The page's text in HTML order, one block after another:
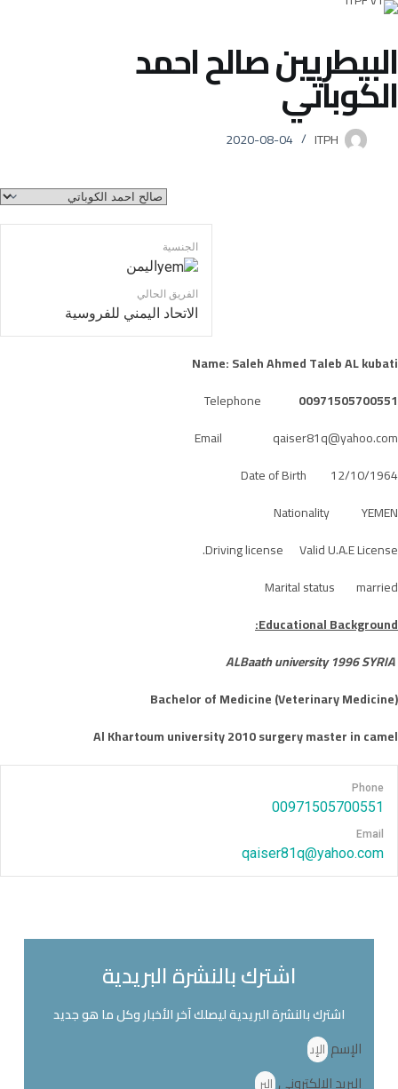
التجاوز
المحتوى
البيطريينصالح احمد
الكوباتي
ITPH
2020-08-04
الجنسية
اليمن
الفريق الحالي
الاتحاد اليمني للفروسية
Name: Saleh Ahmed Taleb AL kubati
Telephone
00971505700551
Email qaiser81q@yahoo.com
Date of Birth 12/10/1964
Nationality YEMEN
Driving license Valid U.A.E License.
Marital status married
Educational Background:
ALBaath university 1996 SYRIA
Bachelor of Medicine (Veterinary Medicine)
Al Khartoum university 2010 surgery master in camel
Phone
00971505700551
Email
qaiser81q@yahoo.com
اشترك بالنشرة البريدية
اشترك بالنشرة البريدية ليصلك آخر الأخبار وكل ما هو جديد
الإسم
البريد الإلكتروني